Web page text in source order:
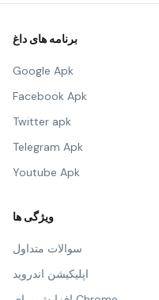
برنامه های داغ
Google Apk
Facebook Apk
Twitter apk
Telegram Apk
Youtube Apk
ویژگی ها
سوالات متداول
اپلیکیشن اندروید